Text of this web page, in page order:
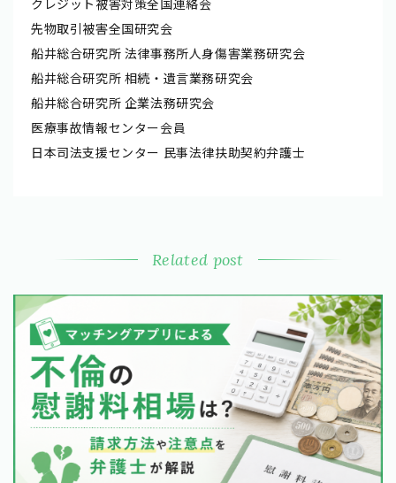
先物取引被害全国研究会
船井総合研究所 法律事務所人身傷害業務研究会
船井総合研究所 相続・遺言業務研究会
船井総合研究所 企業法務研究会
医療事故情報センター会員
日本司法支援センター 民事法律扶助契約弁護士
Related post